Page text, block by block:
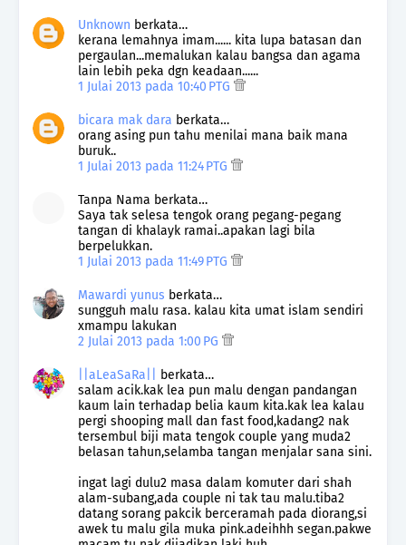
Unknown berkata…
kerana lemahnya imam...... kita lupa batasan dan
pergaulan...memalukan kalau bangsa dan agama
lain lebih peka dgn keadaan......
1 Julai 2013 pada 10:40 PTG
bicara mak dara berkata…
orang asing pun tahu menilai mana baik mana
buruk..
1 Julai 2013 pada 11:24 PTG
Tanpa Nama berkata…
Saya tak selesa tengok orang pegang-pegang
tangan di khalayk ramai..apakan lagi bila
berpelukkan.
1 Julai 2013 pada 11:49 PTG
Mawardi yunus berkata…
sungguh malu rasa. kalau kita umat islam sendiri
xmampu lakukan
2 Julai 2013 pada 1:00 PG
||aLeaSaRa||
berkata…
salam acik.kak lea pun malu dengan pandangan
kaum lain terhadap belia kaum kita.kak lea kalau
pergi shooping mall dan fast food,kadang2 nak
tersembul biji mata tengok couple yang muda2
belasan tahun,selamba tangan menjalar sana sini.
ingat lagi dulu2 masa dalam komuter dari shah
alam-subang,ada couple ni tak tau malu.tiba2
datang sorang pakcik berceramah pada diorang,si
awek tu malu gila muka pink.adeihhh segan.pakwe